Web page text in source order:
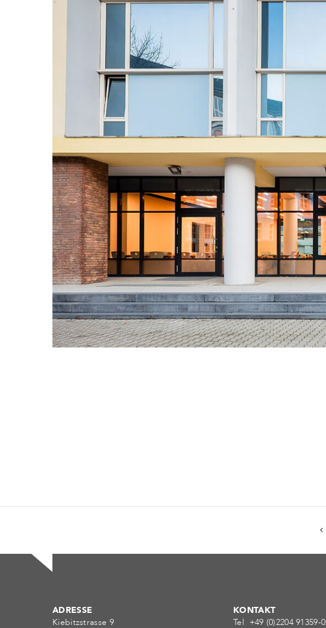
ADRESSE
Kiebitzstrasse 9
KONTAKT
Tel +49 (0)2204 91359-0